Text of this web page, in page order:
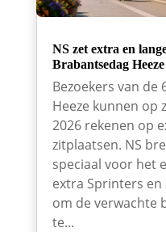
NS zet extra en
Brabantsedag
Bezoekers van de
Heeze kunnen op
2026 rekenen op
zitplaatsen. NS
speciaal voor het
extra Sprinters
om de verwachte
te...